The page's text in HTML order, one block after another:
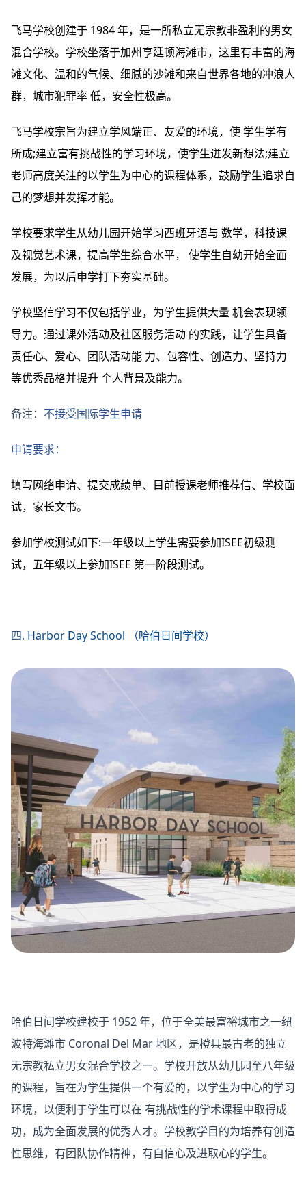
飞马学校创建于 1984 年，是一所私立无宗教非盈利的男女
混合学校。学校坐落于加州亨廷顿海滩市，这里有丰富的海
滩文化、温和的气候、细腻的沙滩和来自世界各地的冲浪人
群，城市犯罪率 低，安全性极高。
飞马学校宗旨为建立学风端正、友爱的环境，使 学生学有
所成;建立富有挑战性的学习环境，使学生迸发新想法;建立
老师高度关注的以学生为中心的课程体系，鼓励学生追求自
己的梦想并发挥才能。
学校要求学生从幼儿园开始学习西班牙语与 数学，科技课
及视觉艺术课，提高学生综合水平， 使学生自幼开始全面
发展，为以后申学打下夯实基础。
学校坚信学习不仅包括学业，为学生提供大量 机会表现领
导力。通过课外活动及社区服务活动 的实践，让学生具备
责任心、爱心、团队活动能 力、包容性、创造力、坚持力
等优秀品格并提升 个人背景及能力。
备注： 不接受国际学生申请
申请要求：
填写网络申请、提交成绩单、目前授课老师推荐信、学校面
试，家长文书。
参加学校测试如下:一年级以上学生需要参加ISEE初级测
试，五年级以上参加ISEE 第一阶段测试。
四. Harbor Day School （哈伯日间学校）
哈伯日间学校建校于 1952 年，位于全美最富裕城市之一纽
波特海滩市 Coronal Del Mar 地区，是橙县最古老的独立
无宗教私立男女混合学校之一。学校开放从幼儿园至八年级
的课程，旨在为学生提供一个有爱的，以学生为中心的学习
环境，以便利于学生可以在 有挑战性的学术课程中取得成
功，成为全面发展的优秀人才。学校教学目的为培养有创造
性思维，有团队协作精神，有自信心及进取心的学生。